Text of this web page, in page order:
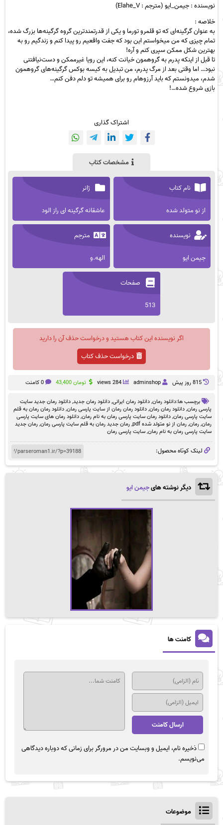
نویسنده : جیمن_ایو (مترجم : Elahe_V)
خلاصه :
به عنوان گرگینه‌ای که تو قلمرو تورما و یکی از قدرتمندترین گروه گرگینه‌ها بزرگ شده،
تمام چیزی که من میخواستم این بود که جفت واقعیم رو پیدا کنم و زندگیم رو به
بهترین شکل ممکن سپری کنم و آره!
تا قبل از اینکه پدرم به گروهمون خیانت کنه، این رویا غیرممکن و دست‌نیافتنی
نبود… اما وقتی بعد از مرگ پدرم، من تبدیل به کیسه بوکس گرگینه‌های گروهمون
شدم، میدونستم که باید آرزوهام رو برای همیشه تو دلم دفن کنم…
بازی شروع شده…!
اشتراک گذاری
مشخصات کتاب
نام کتاب
از نو متولد شده
ژانر
عاشقانه گرگینه ای راز الود
نویسنده
جیمن ایو
مترجم
الهه.و
صفحات
513
اگر نویسنده این کتاب هستید و درخواست حذف آن را دارید
درخواست حذف کتاب
815 روز پيش adminshop
284 views تومان43,400 0 کامنت
برچسب ها:دانلود رمان,دانلود رمان ایرانی,دانلود رمان جدید,دانلود رمان جدید سایت
پارسی رمان,دانلود رمان رمان,دانلود رمان رمان از سایت پارسی رمان,دانلود رمان رمان به قلم
سایت پارسی رمان,دانلود رمان سایت پارسی رمان به نام رمان,دانلود رمان های سایت پارسی
رمان,رمان,رمان از نو متولد شده pdf ,رمان جدید رمان به قلم سایت پارسی رمان,رمان جدید
سایت پارسی رمان به نام رمان,سایت پارسی رمان
لینک کوتاه محصول:
دیگر نوشته هایجیمن ایو
کامنت ها
ذخیره نام، ایمیل و وبسایت من در مرورگر برای زمانی که دوباره دیدگاهی
می‌نویسم.
موضوعات